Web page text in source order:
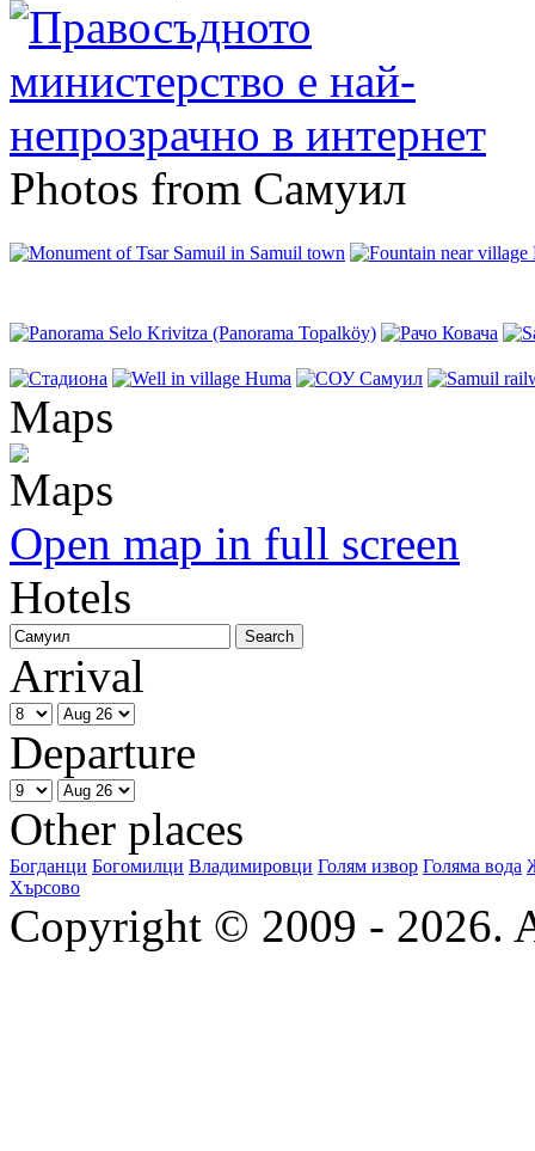
Photos from Самуил
Maps
Open map in full screen
Hotels
Arrival
Departure
Other places
Богданци Богомилци Владимировци Голям извор Голяма вода
Хърсово
Copyright © 2009 - 2026.